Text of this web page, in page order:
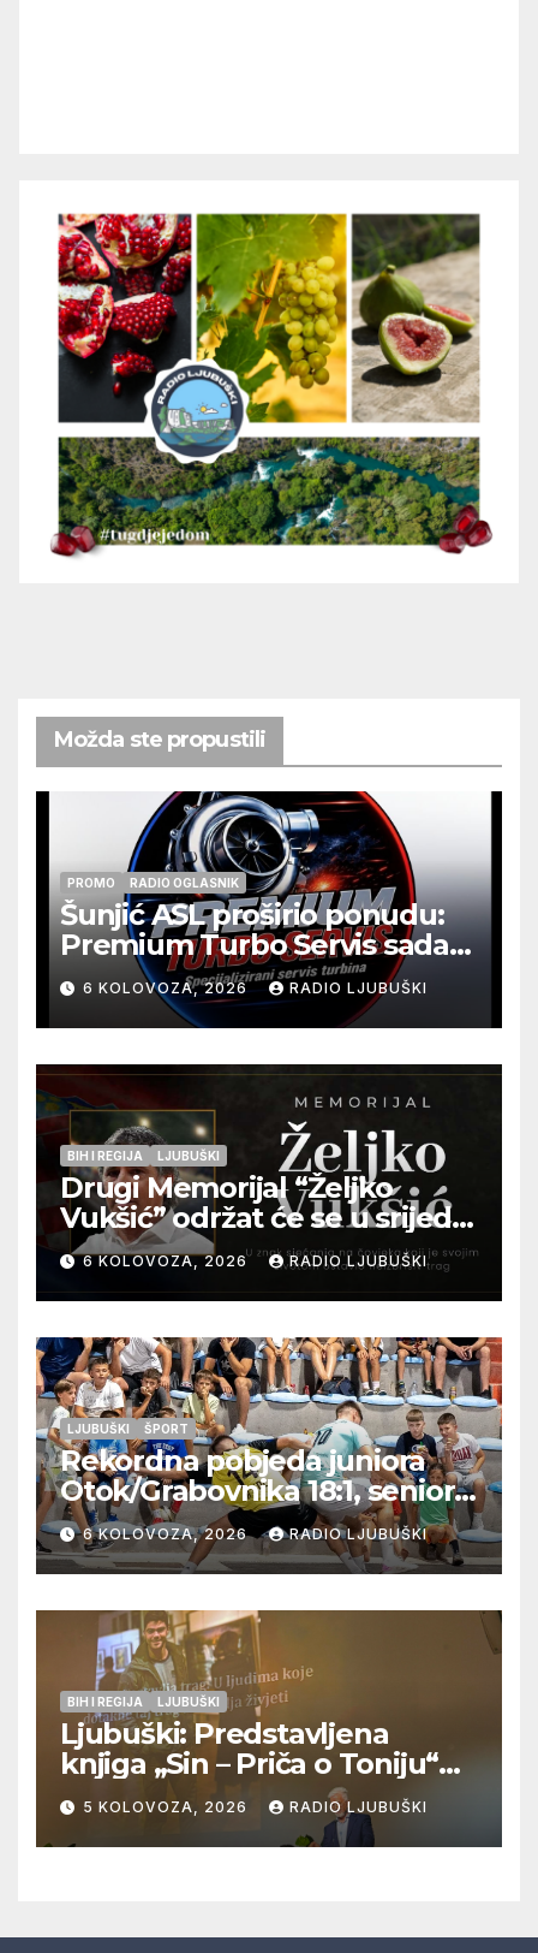
Možda ste propustili
PROMO RADIO OGLASNIK
Šunjić ASL proširio ponudu:
Premium Turbo Servis sada
na jednoj adresi u Ljubuškom
6 KOLOVOZA, 2026 RADIO LJUBUŠKI
BIH I REGIJA LJUBUŠKI
Drugi Memorijal “Željko
Vukšić” održat će se u srijedu
12. kolovoza u Otoku
6 KOLOVOZA, 2026 RADIO LJUBUŠKI
LJUBUŠKI ŠPORT
Rekordna pobjeda juniora
Otok/Grabovnika 18:1, seniori
Pregrađa u četvrtfinalu,
Veljaci i Cerno/Crnopod u
doigravanju, Grljevići završili
natjecanje
6 KOLOVOZA, 2026 RADIO LJUBUŠKI
BIH I REGIJA LJUBUŠKI
Ljubuški: Predstavljena
knjiga „Sin – Priča o Toniju“
dr. sc. Zdenka Hercega
5 KOLOVOZA, 2026 RADIO LJUBUŠKI